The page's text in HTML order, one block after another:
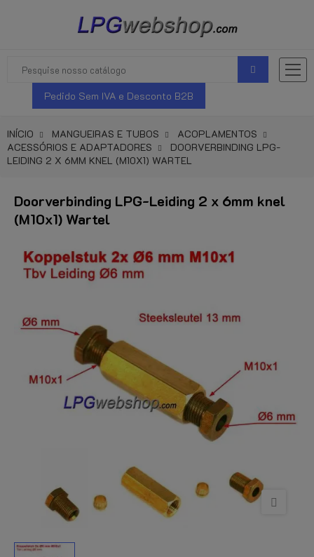
Pedido Sem IVA e Desconto B2B
INÍCIO MANGUEIRAS E TUBOS
ACOPLAMENTOS
ACESSÓRIOS E ADAPTADORES
DOORVERBINDING LPG-
LEIDING 2 X 6MM KNEL (M10X1) WARTEL
Doorverbinding LPG-Leiding 2 x 6mm knel
(M10x1) Wartel